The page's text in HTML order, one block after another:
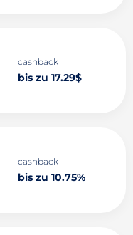
cashback
bis zu 17.29$
cashback
bis zu 10.75%